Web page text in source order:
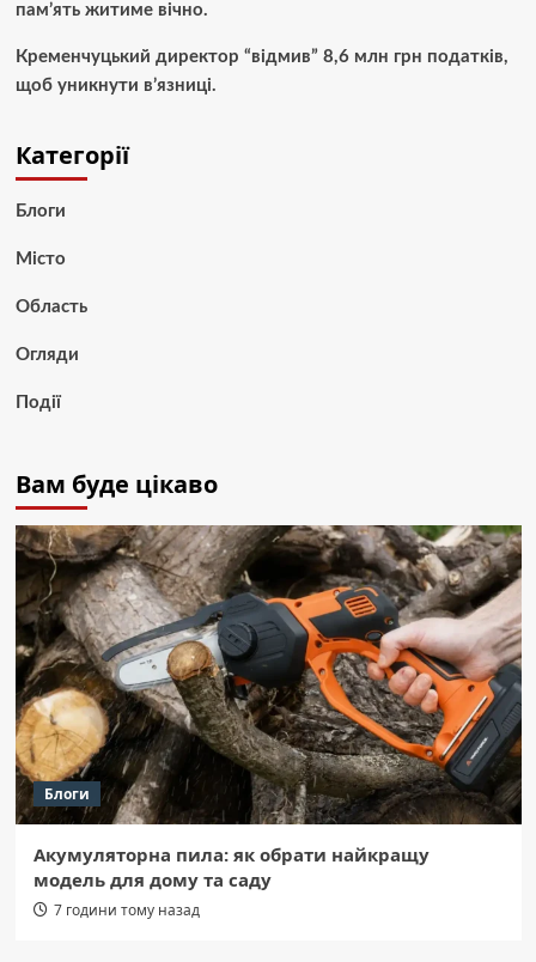
пам’ять житиме вічно.
Кременчуцький директор “відмив” 8,6 млн грн податків,
щоб уникнути в’язниці.
Категорії
Блоги
Місто
Область
Огляди
Події
Вам буде цікаво
Блоги
Акумуляторна пила: як обрати найкращу
модель для дому та саду
7 години тому назад